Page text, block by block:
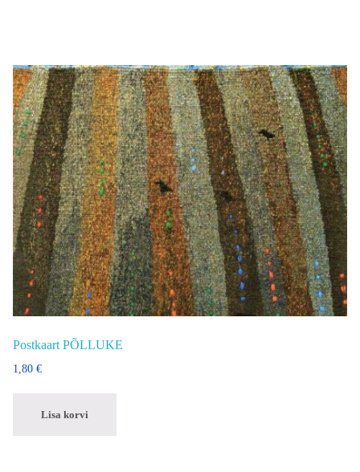
Postkaart PÕLLUKE
1,80 €
Lisa korvi